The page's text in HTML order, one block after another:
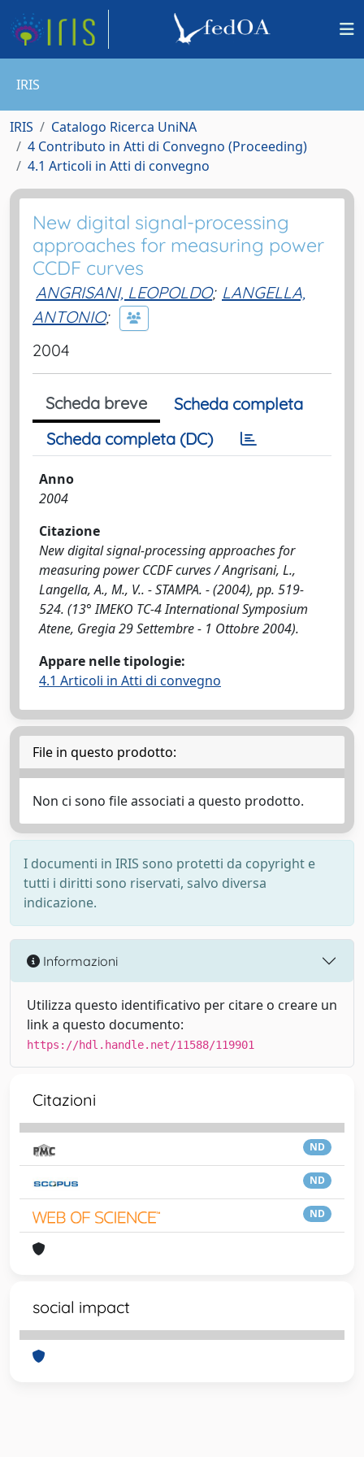
IRIS
IRIS
Catalogo Ricerca UniNA
4 Contributo in Atti di Convegno (Proceeding)
4.1 Articoli in Atti di convegno
New digital signal-processing
approaches for measuring power
CCDF curves
ANGRISANI, LEOPOLDO; LANGELLA,
ANTONIO;
2004
Scheda breve
Scheda completa
Scheda completa (DC)
Anno
2004
Citazione
New digital signal-processing approaches for
measuring power CCDF curves / Angrisani, L.,
Langella, A., M., V.. - STAMPA. - (2004), pp. 519-
524. (13° IMEKO TC-4 International Symposium
Atene, Gregia 29 Settembre - 1 Ottobre 2004).
Appare nelle tipologie:
4.1 Articoli in Atti di convegno
File in questo prodotto:
Non ci sono file associati a questo prodotto.
I documenti in IRIS sono protetti da copyright e
tutti i diritti sono riservati, salvo diversa
indicazione.
Informazioni
Utilizza questo identificativo per citare o creare un
link a questo documento:
https://hdl.handle.net/11588/119901
Citazioni
ND
ND
ND
social impact